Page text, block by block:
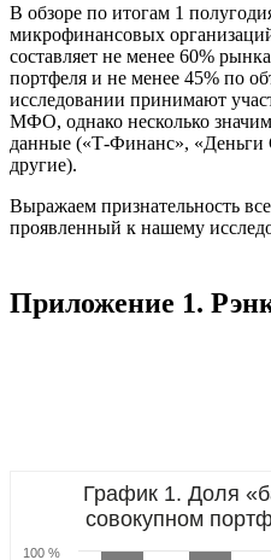
В обзоре по итогам 1
микрофинансовых
составляет не менее 60%
портфеля и не менее 45% по
исследовании принимают
МФО, однако несколько
данные («Т-Финанс», «Деньги
другие).
Выражаем признательность
проявленный к нашему
Приложение 1.
График 1. Доля
совокупном
100 %